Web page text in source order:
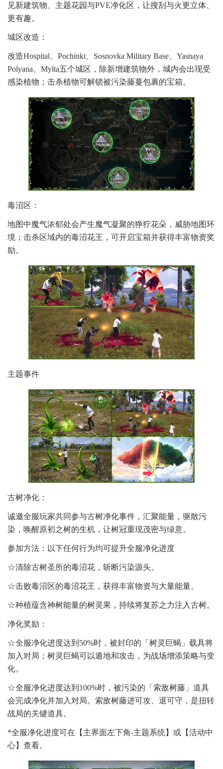
见新建筑物、主题花园与PVE净化区，让搜刮与火更立体、
更有趣。
城区改造：
改造Hospital、Pochinki、Sosnovka Military Base、Yasnaya
Polyana、Mylta五个城区，除新增建筑物外，城内会出现受
感染植物；击杀植物可解锁被污染藤蔓包裹的宝箱。
毒沼区：
地图中魔气浓郁处会产生魔气凝聚的狰狞花朵，威胁地图环
境；击杀区域内的毒沼花王，可开启宝箱并获得丰富物资奖
励。
主题事件
古树净化：
诚邀全服玩家共同参与古树净化事件，汇聚能量，驱散污
染，唤醒原初之树的生机，让树冠重现茂密与绿意。
参加方法：以下任何行为均可提升全服净化进度
☆清除古树圣所的毒沼花，斩断污染源头。
☆击败毒沼区的毒沼花王，获得丰富物资与大量能量。
☆种植蕴含神树能量的树灵果，持续将复苏之力注入古树。
净化奖励：
☆全服净化进度达到50%时，被封印的「树灵巨蝎」载具将
加入对局；树灵巨蝎可以遁地和攻击，为战场增添策略与变
化。
☆全服净化进度达到100%时，被污染的「索敌树藤」道具
会完成净化并加入对局。索敌树藤进可攻、退可守，是扭转
战局的关键道具。
*全服净化进度可在【主界面左下角-主题系统】或【活动中
心】查看。